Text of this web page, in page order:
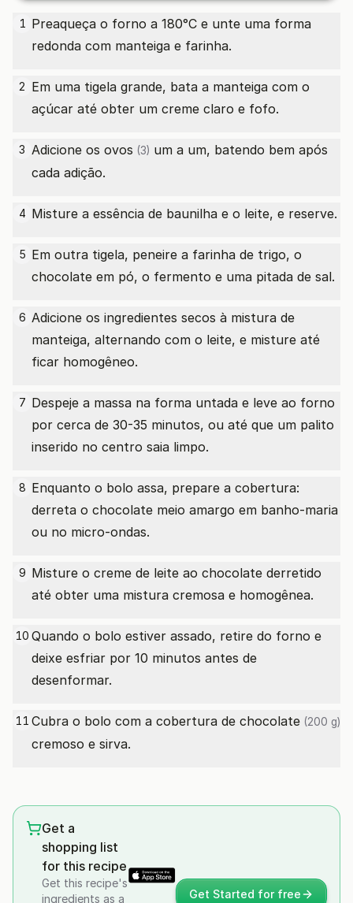
1 Preaqueça o forno a 180°C e unte uma forma
redonda com manteiga e farinha.
2 Em uma tigela grande, bata a manteiga com o
açúcar até obter um creme claro e fofo.
3 Adicione os ovos (3) um a um, batendo bem após
cada adição.
4 Misture a essência de baunilha e o leite, e reserve.
5 Em outra tigela, peneire a farinha de trigo, o
chocolate em pó, o fermento e uma pitada de sal.
6 Adicione os ingredientes secos à mistura de
manteiga, alternando com o leite, e misture até
ficar homogêneo.
7 Despeje a massa na forma untada e leve ao forno
por cerca de 30-35 minutos, ou até que um palito
inserido no centro saia limpo.
8 Enquanto o bolo assa, prepare a cobertura:
derreta o chocolate meio amargo em banho-maria
ou no micro-ondas.
9 Misture o creme de leite ao chocolate derretido
até obter uma mistura cremosa e homogênea.
10 Quando o bolo estiver assado, retire do forno e
deixe esfriar por 10 minutos antes de
desenformar.
11 Cubra o bolo com a cobertura de chocolate (200 g)
cremoso e sirva.
Get a
shopping list
for this recipe
Get this recipe's
ingredients as a
Get Started for free